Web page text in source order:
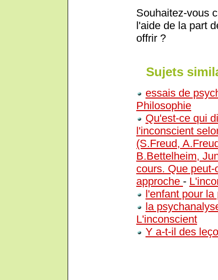
Souhaitez-vous
l'aide de la part
offrir ?
Sujets
essais de
Philosophie
Qu'est-ce qui
l'inconscient
(S.Freud,
B.Bettelheim,
cours. Que
approche -
l'enfant pour
la
L'inconscient
Y a-t-il des